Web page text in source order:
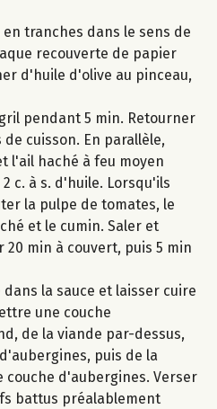
tranches dans le sens de
recouverte de papier
d'huile d'olive au pinceau,
pendant 5 min. Retourner
cuisson. En parallèle,
l'ail haché à feu moyen
c. à s. d'huile. Lorsqu'ils
la pulpe de tomates, le
et le cumin. Saler et
20 min à couvert, puis 5 min
la sauce et laisser cuire
une couche
de la viande par-dessus,
puis de la
d'aubergines. Verser
battus préalablement